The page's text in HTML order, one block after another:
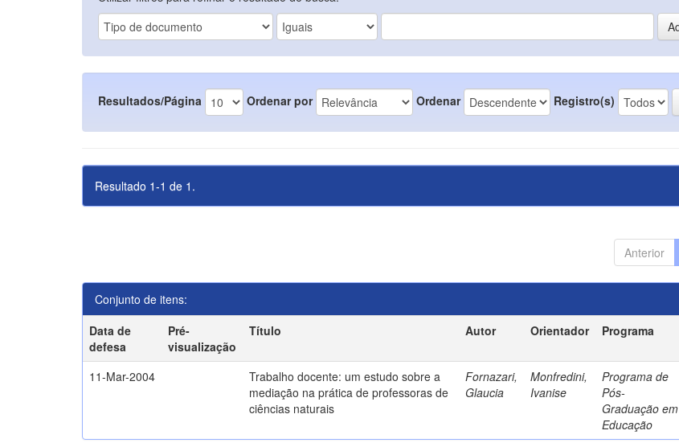
Resultados/Página Ordenar por Ordenar Registro(s)
Resultado 1-1 de 1.
Anterior
Conjunto de itens:
Data de
defesa
Pré-
visualização
Título Autor Orientador Programa
11-Mar-2004
Trabalho docente: um estudo sobre a
mediação na prática de professoras de
ciências naturais
Fornazari,
Glaucia
Monfredini,
Ivanise
Programa de
Pós-
Graduação em
Educação